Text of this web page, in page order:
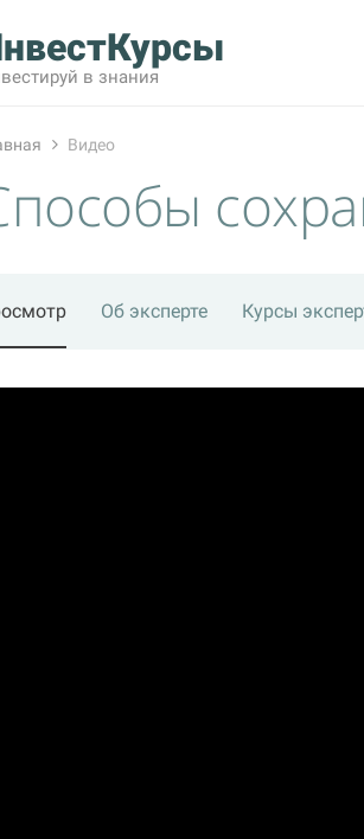
в знания
Видео
Об эксперте Курсы